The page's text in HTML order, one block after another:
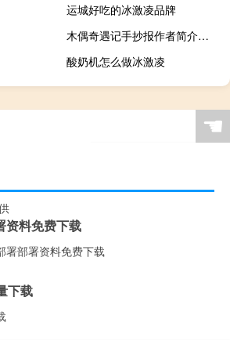
运城好吃的冰激凌品牌
木偶奇遇记手抄报作者简介（木偶奇遇记的作者简介）
酸奶机怎么做冰激凌
☚
资料免费下载
下载